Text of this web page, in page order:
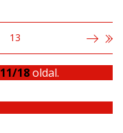
13
11/18oldal.